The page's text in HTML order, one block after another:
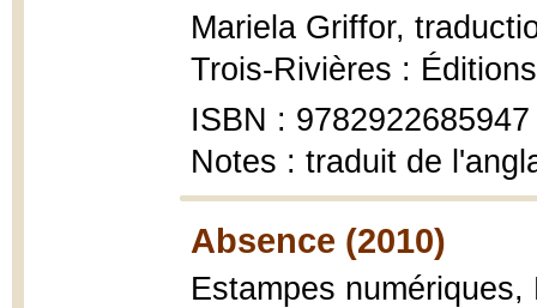
Mariela Griffor,
Trois-Rivières :
ISBN : 9782922685947
Notes : traduit de
Absence (2010)
Estampes